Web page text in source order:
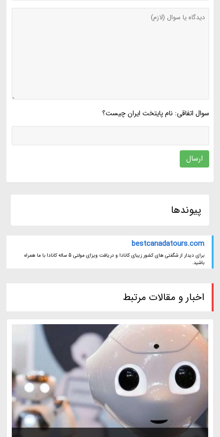
سوال اتفاقی: نام پایتخت ایران چیست؟
ارسال
پیوندها
bestcanadatours.com
برای دیدار از شگفتی های کشور زیبای کانادا و دریافت ویزای مولتی 5 ساله کانادا با ما همراه
باشید.
اخبار و مقالات مرتبط